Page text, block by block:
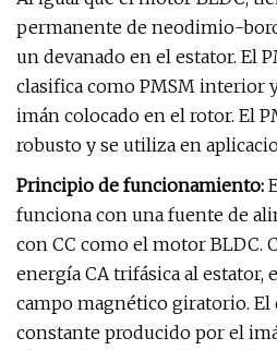
permanente de neodimio-
un devanado en el estator. El
clasifica como PMSM interior
imán colocado en el rotor. El
robusto y se utiliza en
Principio de funcionamiento:
funciona con una fuente de
con CC como el motor BLDC.
energía CA trifásica al estator,
campo magnético giratorio.
constante producido por el